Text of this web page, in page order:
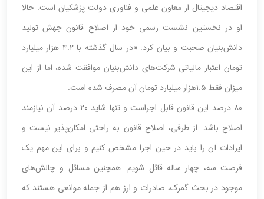
اقتصاد دیجیتال از معاون علمی و فناوری دولت پزشکیان است. حالا
او در نخستین نشست رسمی خود از اصلاح قانون جهش تولید
دانش‌بنیان صحبت و بیان کرد: «در سال گذشته با ۴.۲ هزار میلیارد
تومان اعتبار مالیاتی شرکت‌های دانش‌بنیان موافقت شده، اما از این
میزان فقط ۱.۵هزار میلیارد تومان آن مصرف شده است.
۸۰ درصد این قانون قابل اجراست و تنها شاید ۲۰ درصد آن نیازمند
اصلاح باشد. از طرفی، اصلاح قانون به راحتی امکان‌پذیر نیست و
ایرادات آن را باید در حین اجرا مشخص کنیم و برای این مهم یک
فرصت سه، چهار ساله قائل شویم. همچنین مسائل و چالش‌های
موجود در بحث گمرک، صادرات و ارز هم از جمله موانعی هستند که